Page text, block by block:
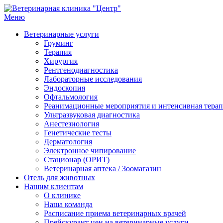
Перейти
к
Меню
Ветеринарные услуги
Груминг
Терапия
Хирургия
Рентгенодиагностика
Лабораторные исследования
Эндоскопия
Офтальмология
Реанимационные мероприятия и интенсивная
Ультразвуковая диагностика
Анестезиология
Генетические тесты
Дерматология
Электронное чипирование
Стационар (ОРИТ)
Ветеринарная аптека / Зоомагазин
Отель для животных
Нашим клиентам
О клинике
Наша команда
Расписание приема ветеринарных врачей